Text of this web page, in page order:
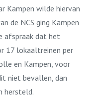
Kampen wilde hiervan
de NCS ging Kampen
afspraak dat het
17 lokaaltreinen per
en Kampen, voor
niet bevallen, dan
hersteld.